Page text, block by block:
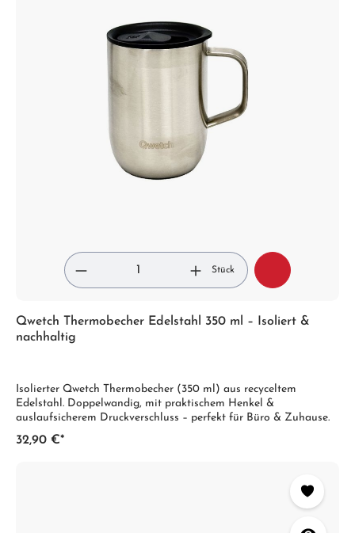
Stück
Qwetch Thermobecher Edelstahl 350 ml – Isoliert &
nachhaltig
Isolierter Qwetch Thermobecher (350 ml) aus recyceltem
Edelstahl. Doppelwandig, mit praktischem Henkel &
auslaufsicherem Druckverschluss – perfekt für Büro & Zuhause.
32,90 €*